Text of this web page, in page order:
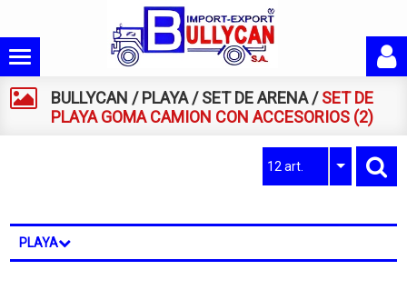
BULLYCAN /PLAYA/SET DE ARENA/SET DE
PLAYA GOMA CAMION CON ACCESORIOS (2)
12 art.
PLAYA